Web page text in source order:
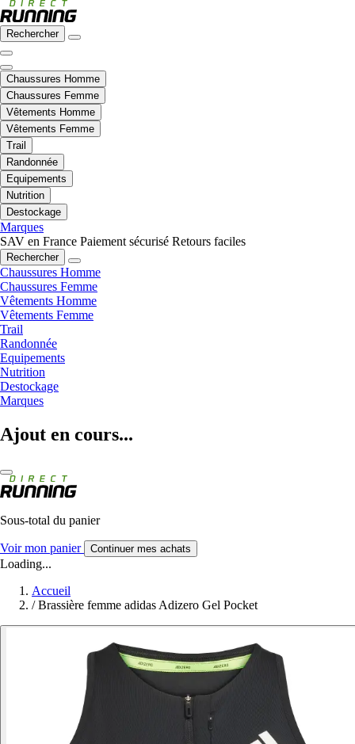
Rechercher
Chaussures Homme
Chaussures Femme
Vêtements Homme
Vêtements Femme
Trail
Randonnée
Equipements
Nutrition
Destockage
Marques
SAV en France Paiement sécurisé Retours faciles
Rechercher
Chaussures Homme
Chaussures Femme
Vêtements Homme
Vêtements Femme
Trail
Randonnée
Equipements
Nutrition
Destockage
Marques
Ajout en cours...
Sous-total du panier
Voir mon panier Continuer mes achats
Loading...
Accueil
/ Brassière femme adidas Adizero Gel Pocket